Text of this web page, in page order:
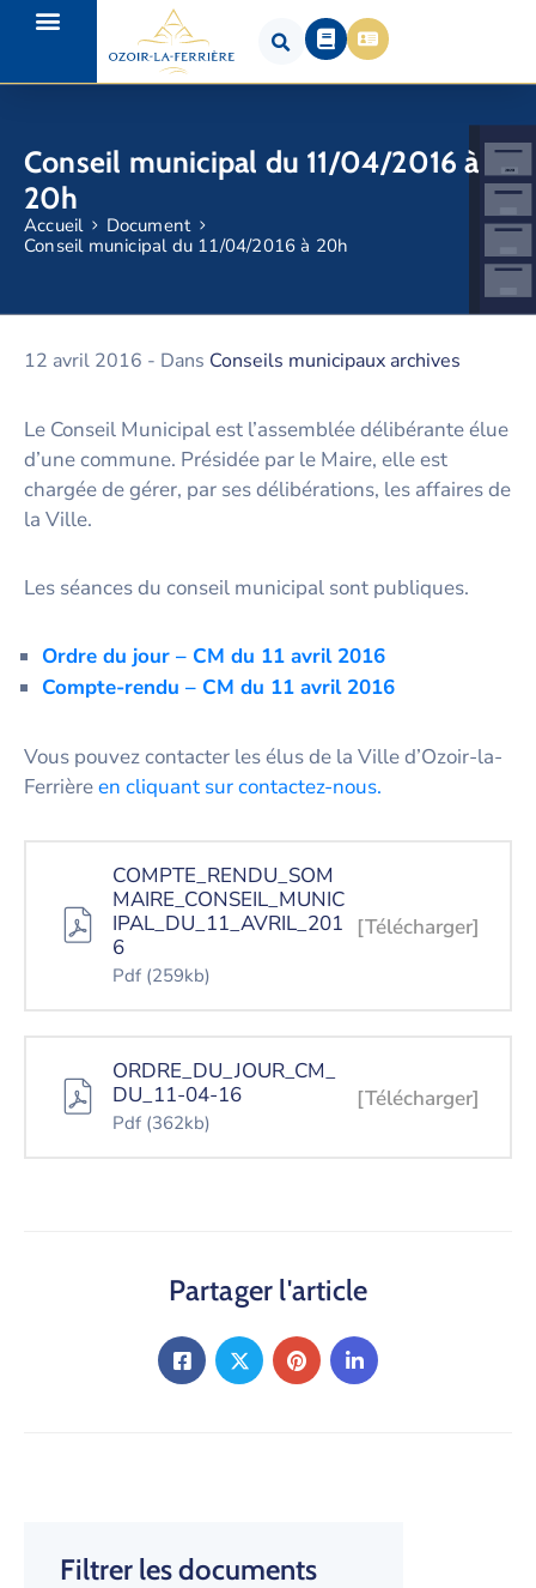
Conseil municipal du 11/04/2016 à
20h
Accueil
Document
Conseil municipal du 11/04/2016 à 20h
Filtrer les documents
12 avril 2016 - Dans Conseils municipaux archives
Le Conseil Municipal est l’assemblée délibérante élue
d’une commune. Présidée par le Maire, elle est
chargée de gérer, par ses délibérations, les affaires de
la Ville.
Les séances du conseil municipal sont publiques.
Ordre du jour – CM du 11 avril 2016
Compte-rendu – CM du 11 avril 2016
Vous pouvez contacter les élus de la Ville d’Ozoir-la-
Ferrièreen cliquant sur contactez-nous.
COMPTE_RENDU_SOM
MAIRE_CONSEIL_MUNIC
IPAL_DU_11_AVRIL_201
6
Pdf (259kb)
[Télécharger]
ORDRE_DU_JOUR_CM_
DU_11-04-16
Pdf (362kb)
[Télécharger]
Partager l'article